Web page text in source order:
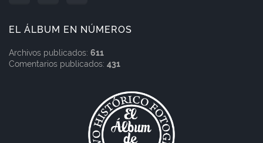
EL ÁLBUM EN NÚMEROS
Archivos publicados: 611
Comentarios publicados: 431